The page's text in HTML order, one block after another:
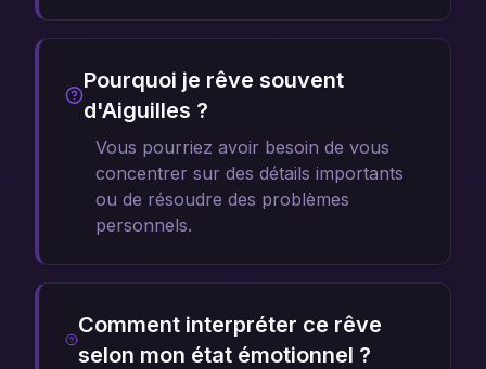
Pourquoi je rêve souvent
d'Aiguilles ?
Vous pourriez avoir besoin de vous
concentrer sur des détails importants
ou de résoudre des problèmes
personnels.
Comment interpréter ce rêve
selon mon état émotionnel ?